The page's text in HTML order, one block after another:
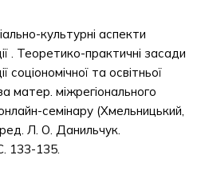
культурні аспекти
. Теоретико-практичні засади
соціономічної та освітньої
матер. міжрегіонального
семінару (Хмельницький,
Л. О. Данильчук.
133-135.